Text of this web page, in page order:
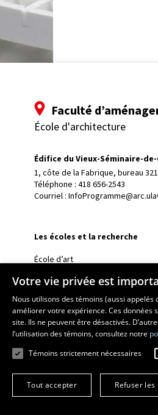
Faculté
École d'architecture
Édifice du Vieux-Séminaire-
1, côte de la Fabrique, bureau
Téléphone : 418 656-2543
Courriel :
Les écoles et la recherche
École d’art
École de design
Centre de recherche en
Votre vie privée est
Nous utilisons des témoins (aussi appelés
améliorer votre expérience. Ces données
site. Ils ne peuvent être désactivés.
l’utilisation des témoins, consultez notre
Témoins strictement nécessaires
Tout accepter Refuser